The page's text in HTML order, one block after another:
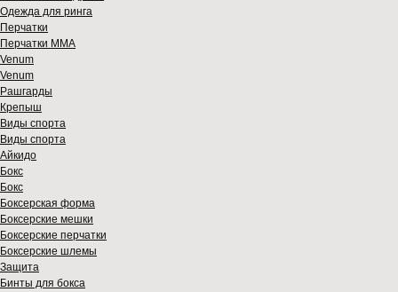
Одежда для ринга
Перчатки
Перчатки MMA
Venum
Venum
Рашгарды
Крепыш
Виды спорта
Виды спорта
Айкидо
Бокс
Бокс
Боксерская форма
Боксерские мешки
Боксерские перчатки
Боксерские шлемы
Защита
Бинты для бокса